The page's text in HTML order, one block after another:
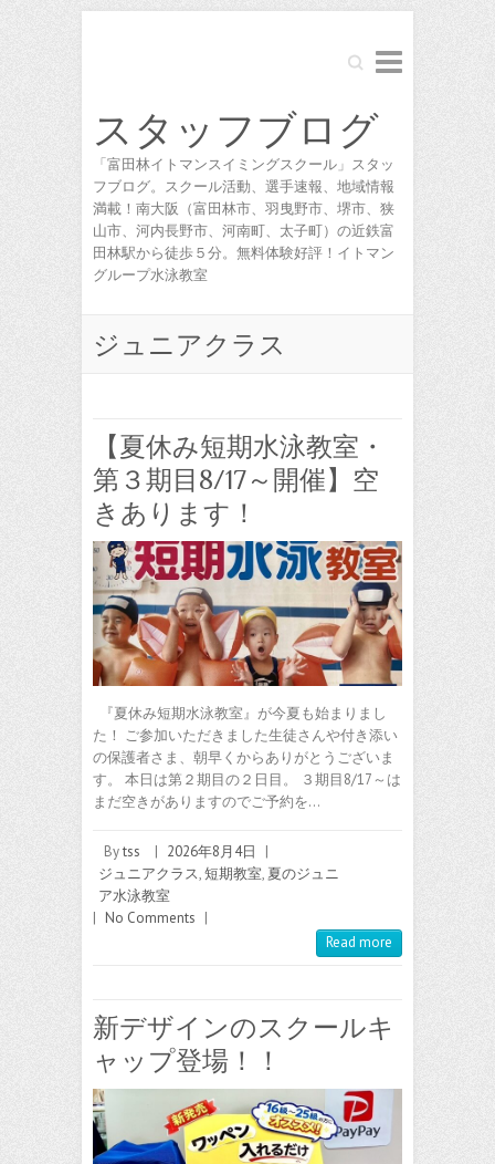
Search
スタッフブログ
「富田林イトマンスイミングスクール」スタッ
フブログ。スクール活動、選手速報、地域情報
満載！南大阪（富田林市、羽曳野市、堺市、狭
山市、河内長野市、河南町、太子町）の近鉄富
田林駅から徒歩５分。無料体験好評！イトマン
グループ水泳教室
ジュニアクラス
【夏休み短期水泳教室・
第３期目8/17～開催】空
きあります！
『夏休み短期水泳教室』が今夏も始まりまし
た！ ご参加いただきました生徒さんや付き添い
の保護者さま、朝早くからありがとうございま
す。 本日は第２期目の２日目。 ３期目8/17～は
まだ空きがありますのでご予約を…
Bytss | 2026年8月4日
|
ジュニアクラス,短期教室, 夏のジュニ
ア水泳教室
| No Comments |
Read more
新デザインのスクールキ
ャップ登場！！